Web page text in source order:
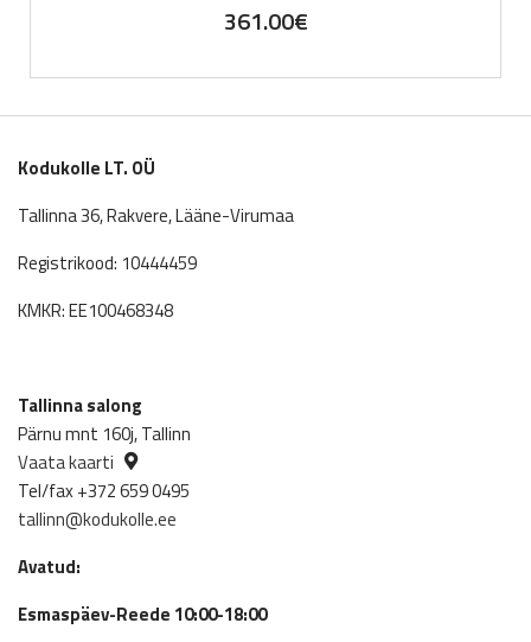
361.00€
Kodukolle LT. OÜ
Tallinna 36, Rakvere, Lääne-Virumaa
Registrikood: 10444459
KMKR: EE100468348
Tallinna salong
Pärnu mnt 160j, Tallinn
Vaata kaarti
Tel/fax +372 659 0495
tallinn@kodukolle.ee
Avatud:
Esmaspäev-Reede 10:00-18:00